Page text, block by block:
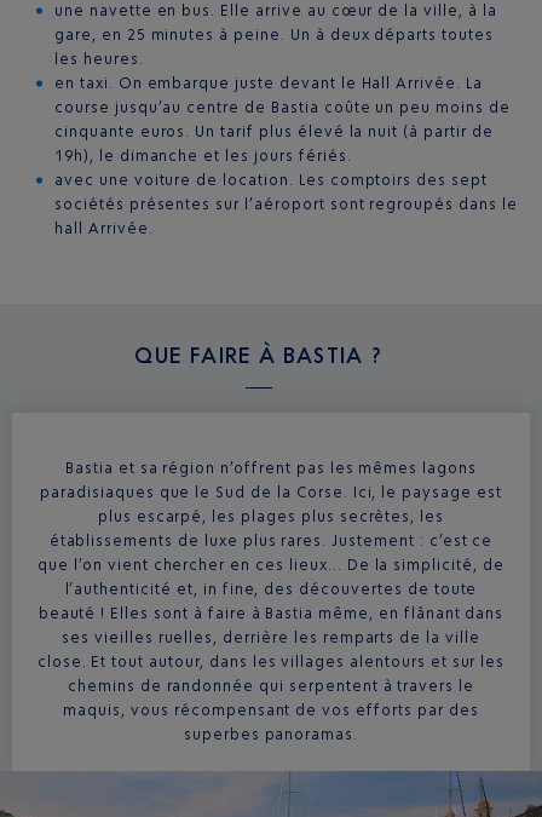
une navette en bus. Elle arrive au cœur de la ville, à la
gare, en 25 minutes à peine. Un à deux départs toutes
les heures.
en taxi. On embarque juste devant le Hall Arrivée. La
course jusqu’au centre de Bastia coûte un peu moins de
cinquante euros. Un tarif plus élevé la nuit (à partir de
19h), le dimanche et les jours fériés.
avec une voiture de location. Les comptoirs des sept
sociétés présentes sur l’aéroport sont regroupés dans le
hall Arrivée.
QUE FAIRE À BASTIA ?
Bastia et sa région n’offrent pas les mêmes lagons
paradisiaques que le Sud de la Corse. Ici, le paysage est
plus escarpé, les plages plus secrètes, les
établissements de luxe plus rares. Justement : c’est ce
que l’on vient chercher en ces lieux… De la simplicité, de
l’authenticité et, in fine, des découvertes de toute
beauté ! Elles sont à faire à Bastia même, en flânant dans
ses vieilles ruelles, derrière les remparts de la ville
close. Et tout autour, dans les villages alentours et sur les
chemins de randonnée qui serpentent à travers le
maquis, vous récompensant de vos efforts par des
superbes panoramas.